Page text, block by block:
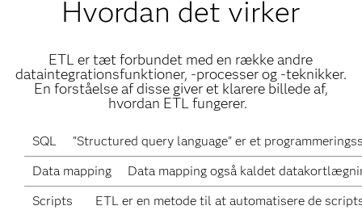
Hvordan det virker
ETL er tæt forbundet med en række andre
dataintegrationsfunktioner, -processer og -teknikker.
En forståelse af disse giver et klarere billede af,
hvordan ETL fungerer.
SQL
"Structured query language" er et
Data mapping
Data mapping også kaldet
Scripts
ETL er en metode til at automatisere de